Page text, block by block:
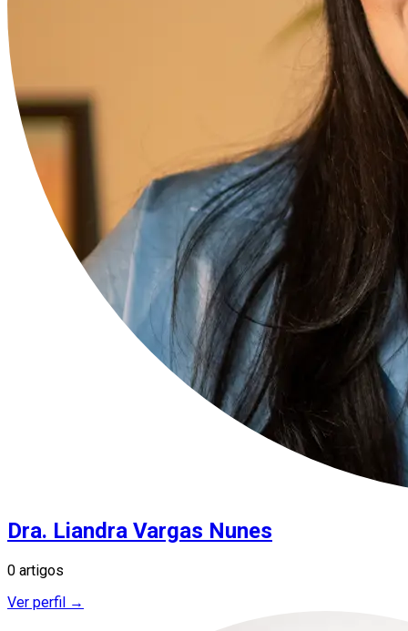
Dra. Liandra Vargas Nunes
0 artigos
Ver perfil →